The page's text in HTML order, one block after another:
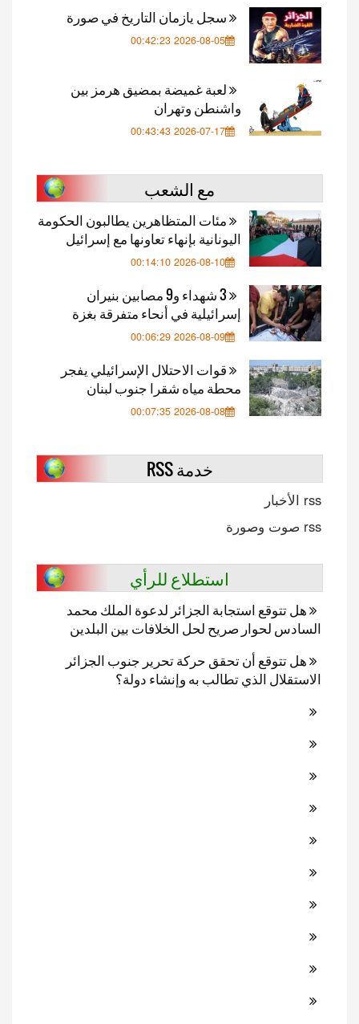
سجل يازمان التاريخ في صورة
2026-08-05 00:42:23
لعبة غميضة بمضيق هرمز بين
واشنطن وتهران
2026-07-17 00:43:43
مع الشعب
مئات المتظاهرين يطالبون الحكومة
اليونانية بإنهاء تعاونها مع إسرائيل
2026-08-10 00:14:10
3 شهداء و9 مصابين بنيران
إسرائيلية في أنحاء متفرقة بغزة
2026-08-09 00:06:29
قوات الاحتلال الإسرائيلي يفجر
محطة مياه شقرا جنوب لبنان
2026-08-08 00:07:35
خدمة RSS
rss الأخبار
rss صوت وصورة
استطلاع للرأي
هل تتوقع استجابة الجزائر لدعوة الملك محمد
السادس لحوار صريح لحل الخلافات بين البلدين
هل تتوقع أن تحقق حركة تحرير جنوب الجزائر
الاستقلال الذي تطالب به وإنشاء دولة؟